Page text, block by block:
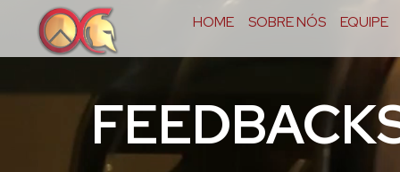
HOME SOBRE NÓS EQUIPE